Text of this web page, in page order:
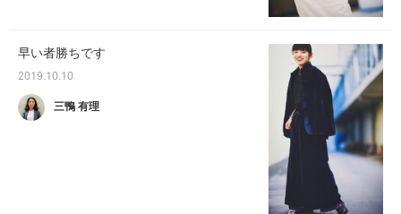
早い者勝ちです
2019.10.10
三鴨 有理